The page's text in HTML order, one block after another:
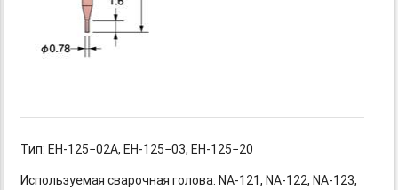
Тип:EH-125−02A, EH-125−03, EH-125−20
Используемая сварочная голова:NA-121, NA-122, NA-123,